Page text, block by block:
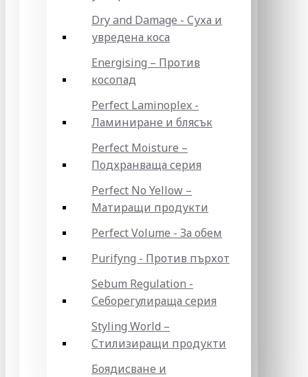
Dry and Damage - Суха и
увредена коса
Energising – Против
косопад
Perfect Laminoplex -
Ламиниране и блясък
Perfect Moisture –
Подхранваща серия
Perfect No Yellow –
Матиращи продукти
Perfect Volume - За обем
Purifyng - Против пърхот
Sebum Regulation -
Себорегулираща серия
Styling World –
Стилизиращи продукти
Боядисване и